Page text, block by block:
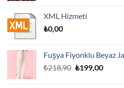
XML Hizmeti
₺0,00
Fuşya Fiyonklu Beyaz
₺218,90 Orijinal
₺199,00Şu